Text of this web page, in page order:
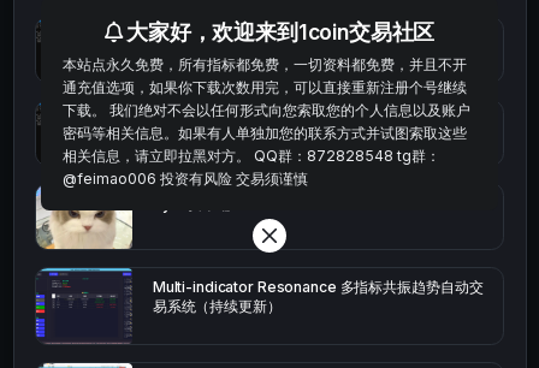
统计涨跌幅的python代码
okx的短线量化的免费版本
Multi-indicator Resonance 多指标共振趋势自动交
易系统（持续更新）
大家好，欢迎来到1coin交易社区
本站点永久免费，所有指标都免费，一切资料都免费，并且不开
通充值选项，如果你下载次数用完，可以直接重新注册个号继续
下载。 我们绝对不会以任何形式向您索取您的个人信息以及账户
密码等相关信息。如果有人单独加您的联系方式并试图索取这些
相关信息，请立即拉黑对方。 QQ群：872828548 tg群：
@feimao006 投资有风险 交易须谨慎